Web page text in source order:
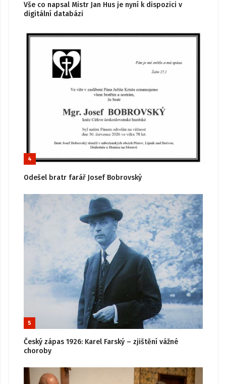
Vše co napsal Mistr Jan Hus je nyní k dispozici v
digitální databázi
4
Odešel bratr farář Josef Bobrovský
5
Český zápas 1926: Karel Farský – zjištění vážné
choroby